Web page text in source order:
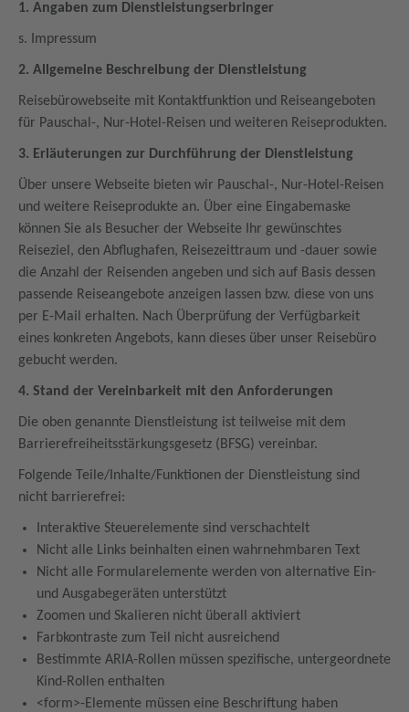
1. Angaben zum Dienstleistungserbringer
s. Impressum
2. Allgemeine Beschreibung der Dienstleistung
Reisebürowebseite mit Kontaktfunktion und Reiseangeboten
für Pauschal-, Nur-Hotel-Reisen und weiteren Reiseprodukten.
3. Erläuterungen zur Durchführung der Dienstleistung
Über unsere Webseite bieten wir Pauschal-, Nur-Hotel-Reisen
und weitere Reiseprodukte an. Über eine Eingabemaske
können Sie als Besucher der Webseite Ihr gewünschtes
Reiseziel, den Abflughafen, Reisezeittraum und -dauer sowie
die Anzahl der Reisenden angeben und sich auf Basis dessen
passende Reiseangebote anzeigen lassen bzw. diese von uns
per E-Mail erhalten. Nach Überprüfung der Verfügbarkeit
eines konkreten Angebots, kann dieses über unser Reisebüro
gebucht werden.
4. Stand der Vereinbarkeit mit den Anforderungen
Die oben genannte Dienstleistung ist teilweise mit dem
Barrierefreiheitsstärkungsgesetz (BFSG) vereinbar.
Folgende Teile/Inhalte/Funktionen der Dienstleistung sind
nicht barrierefrei:
Interaktive Steuerelemente sind verschachtelt
Nicht alle Links beinhalten einen wahrnehmbaren Text
Nicht alle Formularelemente werden von alternative Ein-
und Ausgabegeräten unterstützt
Zoomen und Skalieren nicht überall aktiviert
Farbkontraste zum Teil nicht ausreichend
Bestimmte ARIA-Rollen müssen spezifische, untergeordnete
Kind-Rollen enthalten
<form>-Elemente müssen eine Beschriftung haben